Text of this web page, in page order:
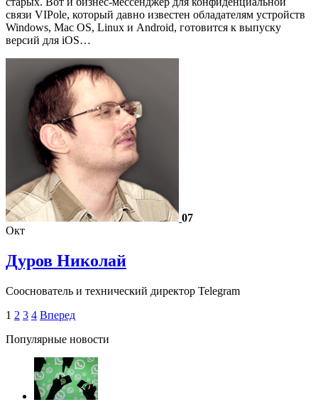
связи VIPole, который давно известен обладателям устройств
Windows, Mac OS, Linux и Android, готовится к выпуску
версий для iOS…
07
Окт
Дуров Николай
Сооснователь и технический директор Telegram
1 2 3 4 Вперед
Популярные новости